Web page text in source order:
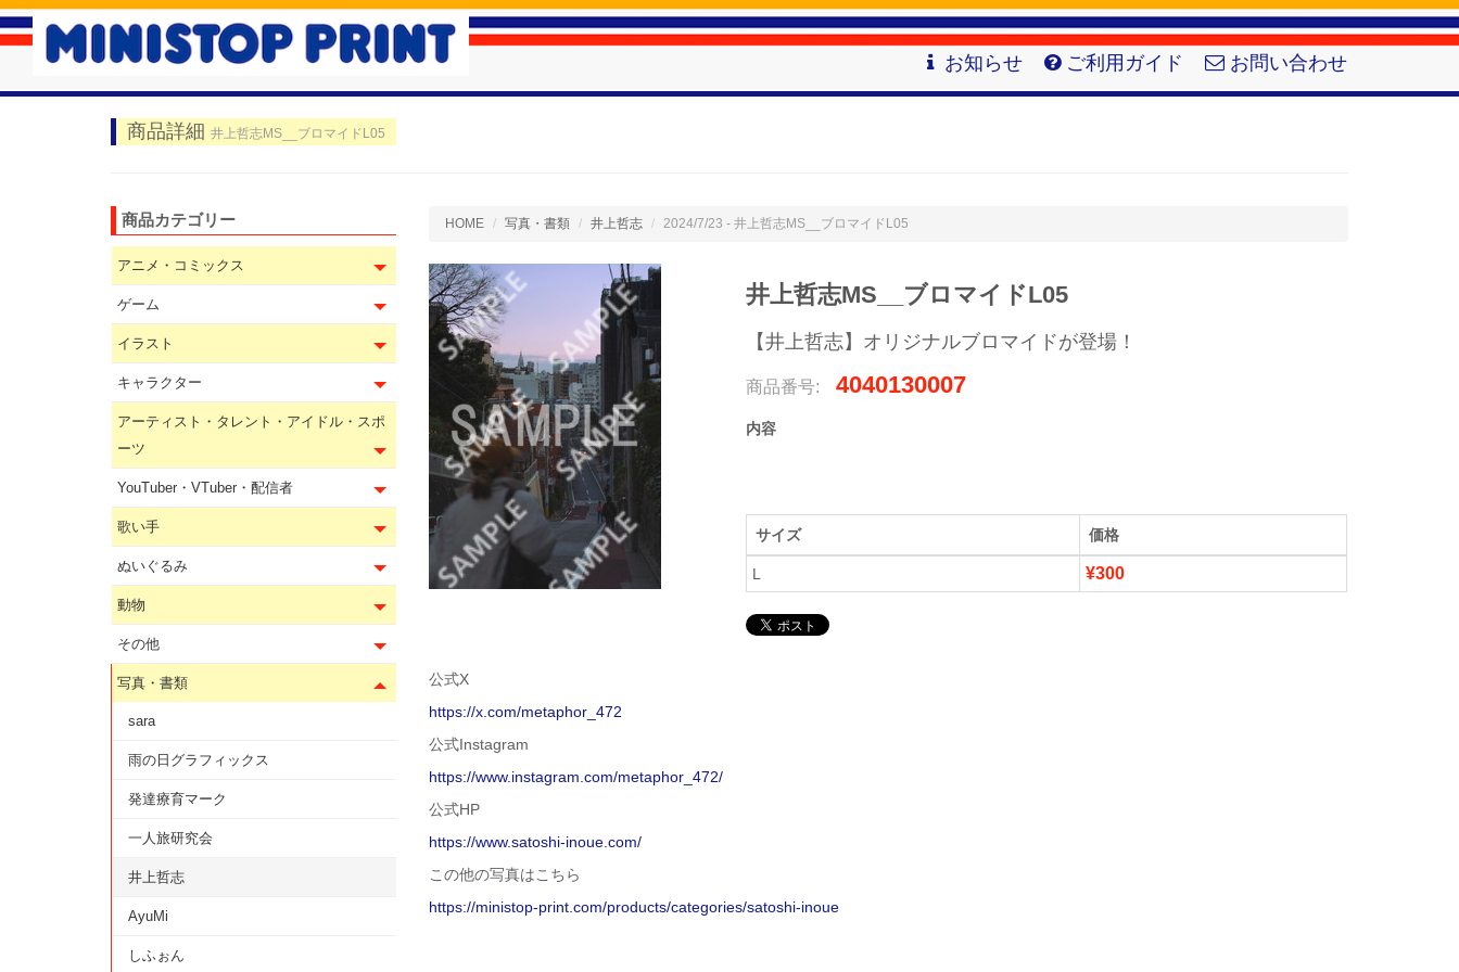
お知らせ ご利用ガイド お問い合わせ
商品詳細 井上哲志MS__ブロマイドL05
HOME 写真・書類 井上哲志 2024/7/23 - 井上哲志MS__ブロマイドL05
井上哲志MS__ブロマイドL05
【井上哲志】オリジナルブロマイドが登場！
商品番号: 4040130007
内容
サイズ 価格
L ¥300
公式X
https://x.com/metaphor_472
公式Instagram
https://www.instagram.com/metaphor_472/
公式HP
https://www.satoshi-inoue.com/
この他の写真はこちら
https://ministop-print.com/products/categories/satoshi-inoue
商品カテゴリー
アニメ・コミックス
ゲーム
イラスト
キャラクター
アーティスト・タレント・アイドル・スポ
ーツ
YouTuber・VTuber・配信者
歌い手
ぬいぐるみ
動物
その他
写真・書類
sara
雨の日グラフィックス
発達療育マーク
一人旅研究会
井上哲志
AyuMi
しふぉん